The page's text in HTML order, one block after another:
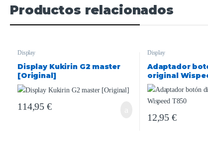
Productos relacionados
Display
Display Kukirin G2 master
[Original]
114,95€
Display
Adaptador
original
12,95 €